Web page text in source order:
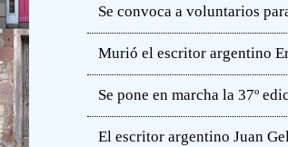
Se convoca a voluntarios
Murió el escritor argentino
Se pone en marcha la 37º
El escritor argentino Juan